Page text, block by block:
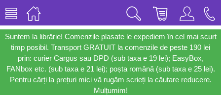
Suntem la librărie! Comenzile plasate le expediem în cel mai scurt
timp posibil. Transport GRATUIT la comenzile de peste 190 lei
prin: curier Cargus sau DPD (sub taxa e 19 lei); EasyBox,
FANbox etc. (sub taxa e 21 lei); poșta română (sub taxa e 25 lei).
Pentru cărți la prețuri mici vă rugăm scrieți la căutare reducere.
Mulțumim!